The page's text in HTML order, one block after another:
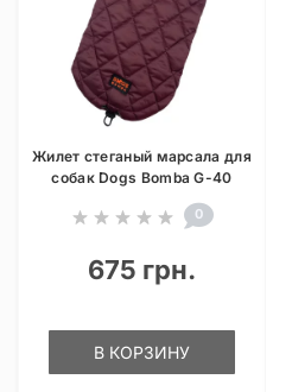
Жилет стеганый марсала для
собак Dogs Bomba G-40
0
675 грн.
В КОРЗИНУ